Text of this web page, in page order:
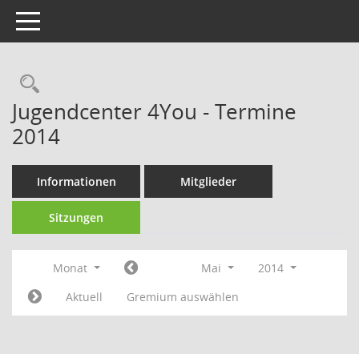
Toggle navigation
Rechercheauswahl
Jugendcenter 4You - Termine
2014
Informationen Mitglieder
Sitzungen
Monat Mai
2014
Aktuell
Gremium auswählen